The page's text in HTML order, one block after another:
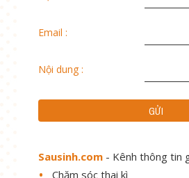
Email :
Nội dung :
Sausinh.com - Kênh thông tin
Chăm sóc thai kì